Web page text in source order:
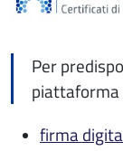
Per
piattaforma
firma